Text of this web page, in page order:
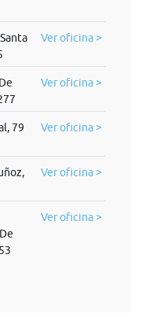
Ver oficina >
Ver oficina >
79 Ver oficina >
Ver oficina >
Ver oficina >